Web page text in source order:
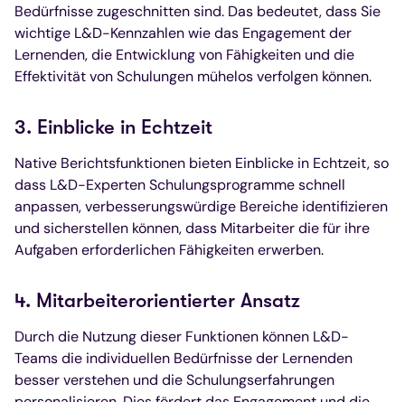
Bedürfnisse zugeschnitten sind. Das bedeutet, dass Sie
wichtige L&D-Kennzahlen wie das Engagement der
Lernenden, die Entwicklung von Fähigkeiten und die
Effektivität von Schulungen mühelos verfolgen können.
3. Einblicke in Echtzeit
Native Berichtsfunktionen bieten Einblicke in Echtzeit, so
dass L&D-Experten Schulungsprogramme schnell
anpassen, verbesserungswürdige Bereiche identifizieren
und sicherstellen können, dass Mitarbeiter die für ihre
Aufgaben erforderlichen Fähigkeiten erwerben.
4. Mitarbeiterorientierter Ansatz
Durch die Nutzung dieser Funktionen können L&D-
Teams die individuellen Bedürfnisse der Lernenden
besser verstehen und die Schulungserfahrungen